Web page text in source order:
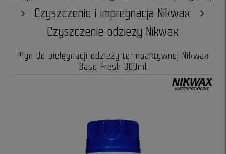
Czyszczenie i impregnacja Nikwax
Czyszczenie odzieży Nikwax
Płyn do pielęgnacji odzieży termoaktywnej Nikwax
Base Fresh 300ml